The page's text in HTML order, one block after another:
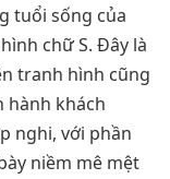
tuổi sống của
chữ S. Đây là
tranh hình cũng
hành khách
nghi, với phần
niềm mê mệt